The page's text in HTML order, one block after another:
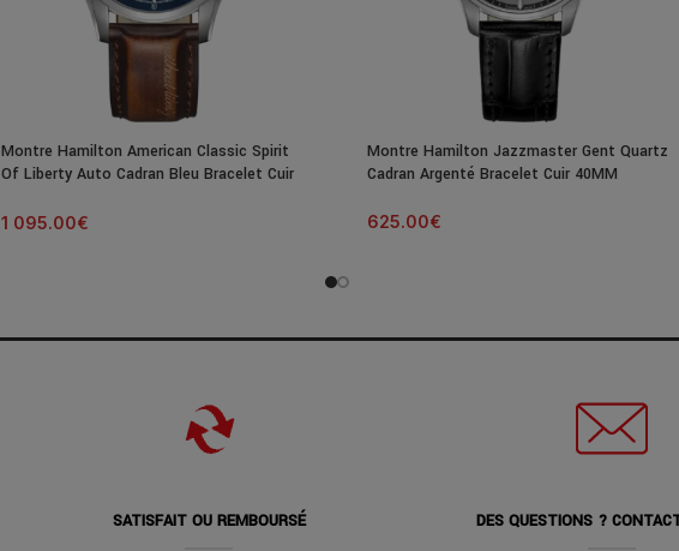
Montre Hamilton American Classic Spirit
Of Liberty Auto Cadran Bleu Bracelet Cuir
1 095.00€
Montre Hamilton Jazzmaster Gent Quartz
Cadran Argenté Bracelet Cuir 40MM
625.00€
SATISFAIT OU REMBOURSÉ DES QUESTIONS ?